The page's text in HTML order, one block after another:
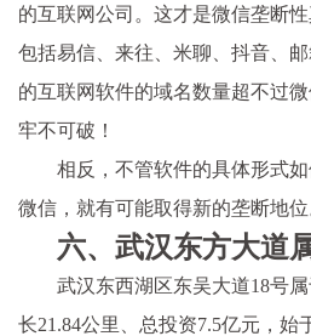
的互联网公司。这才是微信垄断
包括易信、来往、米聊、抖音、
的互联网软件的域名数量超不过
牢不可破！
相反，不管软件的具体形式
微信，就有可能取得新的垄断地位
六、武汉东方大道
武汉东西湖区东吴大道18号
长21.84公里、总投资7.5亿元，始